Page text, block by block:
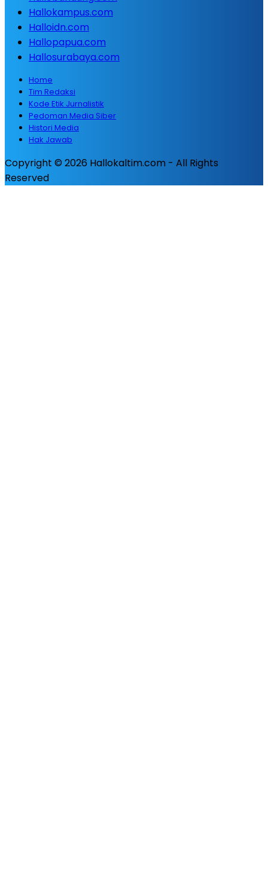
Hallokampus.com
Halloidn.com
Hallopapua.com
Hallosurabaya.com
Home
Tim Redaksi
Kode Etik Jurnalistik
Pedoman Media Siber
Histori Media
Hak Jawab
Copyright © 2026 Hallokaltim.com - All Rights
Reserved